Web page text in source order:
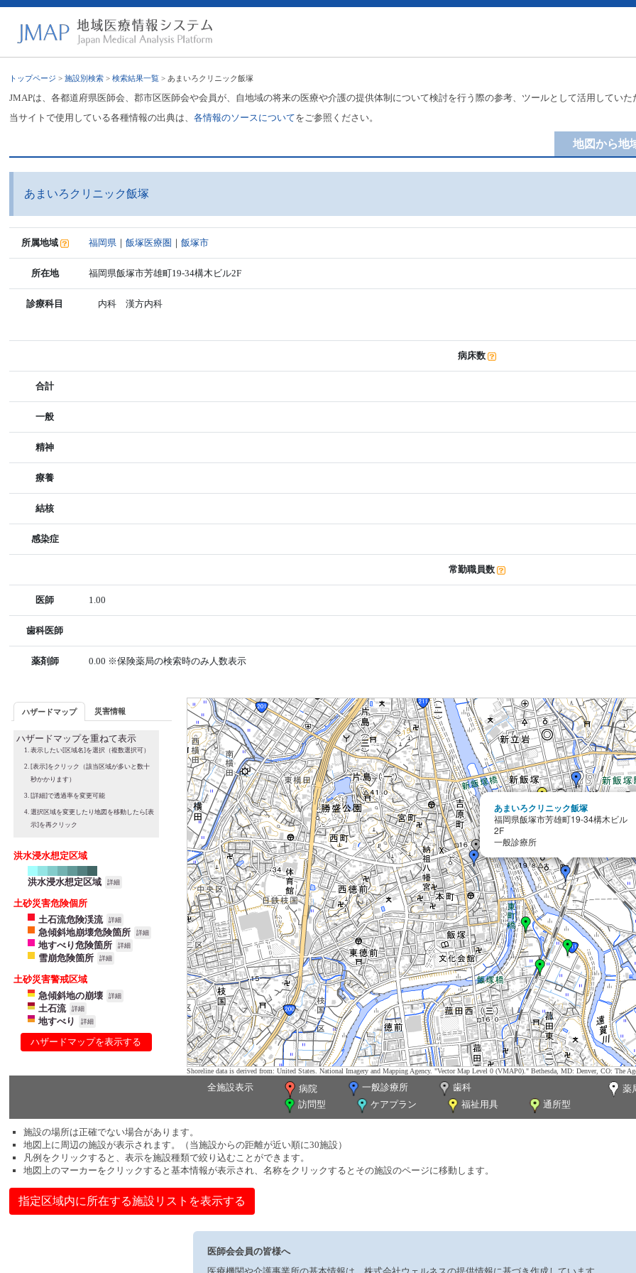
トップページ >施設別検索 >検索結果一覧 > あまいろクリニック飯塚
JMAPは、各都道府県医師会、郡市区医師会や会員が、自地域の将来の医療や介護の提供体制について検討を行う際の参考、ツールとして活用してい
当サイトで使用している各種情報の出典は、各情報のソースについてをご参照ください。
地図から地
あまいろクリニック飯塚
所属地域 福岡県 ｜飯塚医療圏 ｜飯塚市
所在地 福岡県飯塚市芳雄町19-34構木ビル2F
診療科目 内科 漢方内科
病床数
合計
一般
精神
療養
結核
感染症
常勤職員数
医師 1.00
歯科医師
薬剤師 0.00 ※保険薬局の検索時のみ人数表示
ハザードマップ 災害情報
ハザードマップを重ねて表示
表示したい[区域名]を選択（複数選択可）
[表示]をクリック（該当区域が多いと数十
秒かかります）
[詳細]で透過率を変更可能
選択区域を変更したり地図を移動したら[表
示]を再クリック
洪水浸水想定区域
洪水浸水想定区域 詳細
土砂災害危険個所
土石流危険渓流
詳細
急傾斜地崩壊危険箇所 詳細
地すべり危険箇所 詳細
雪崩危険箇所 詳細
土砂災害警戒区域
急傾斜地の崩壊
詳細
土石流 詳細
地すべり 詳細
ハザードマップを表示する
あまいろクリニック飯塚
福岡県飯塚市芳雄町19-34構木ビル
2F
一般診療所
Shoreline data is derived from: United States. National Imagery and Mapping Agency. "Vector Map Level 0 (VMAP0)." Bethesda, MD: Denver, CO: The
全施設表示 病院 一般診療所 歯科
薬
訪問型
ケアプラン 福祉用具 通所型
施設の場所は正確でない場合があります。
地図上に周辺の施設が表示されます。（当施設からの距離が近い順に30施設）
凡例をクリックすると、表示を施設種類で絞り込むことができます。
地図上のマーカーをクリックすると基本情報が表示され、名称をクリックするとその施設のページに移動します。
指定区域内に所在する施設リストを表示する
医師会会員の皆様へ